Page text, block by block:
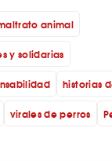
animal
y solidarias
historias
virales de perros